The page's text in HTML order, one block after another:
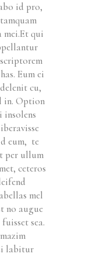
id pro,
mei.Et qui
Eum ei
cu,
in. Option
insolens
eum, te
per ullum
ceteros
mel
no augue
sea.
labitur